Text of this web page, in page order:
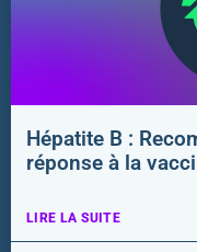
Hépatite B :
réponse à la
LIRE LA SUITE